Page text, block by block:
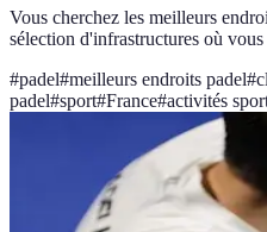
Vous cherchez les meilleurs
sélection d'infrastructures où
#padel#meilleurs endroits padel#
padel#sport#France#activités